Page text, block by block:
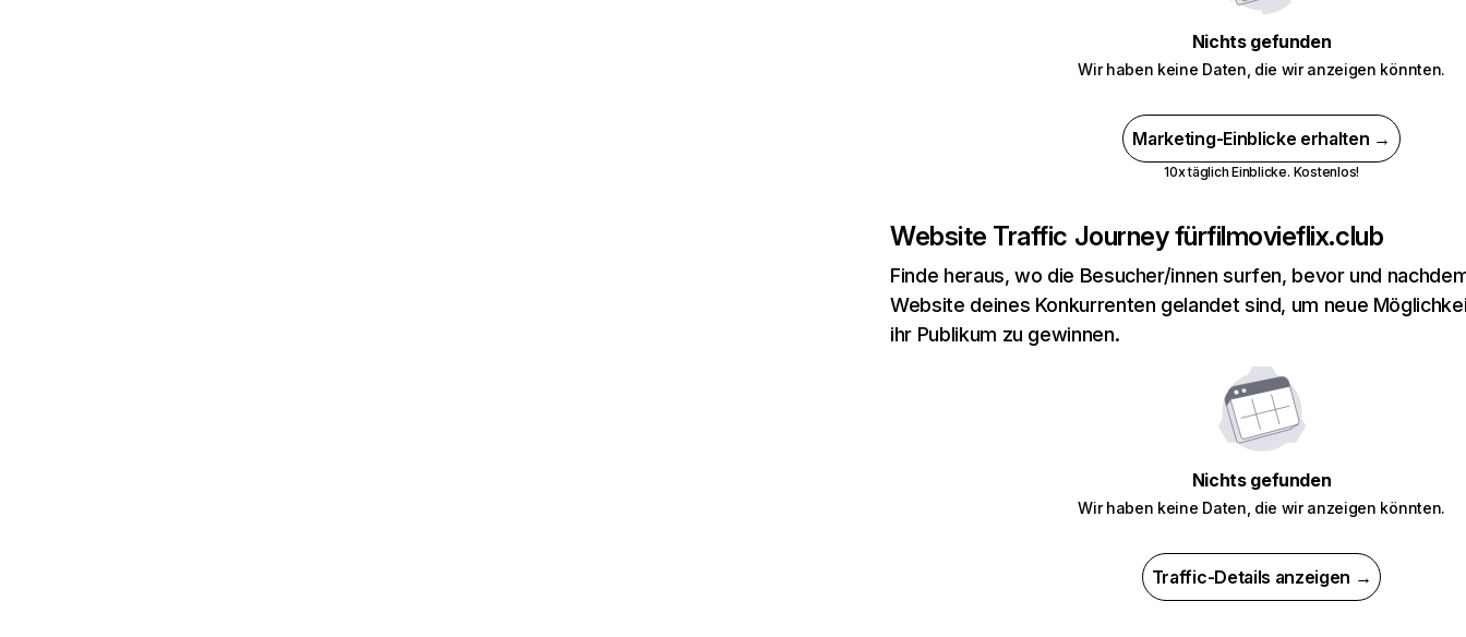
Nichts gefunden
Wir haben keine Daten, die wir anzeigen könnten.
Marketing-Einblicke erhalten →
10x täglich Einblicke. Kostenlos!
Website Traffic Journey fürfilmovieflix.club
Finde heraus, wo die Besucher/innen surfen, bevor und
Website deines Konkurrenten gelandet sind, um neue
ihr Publikum zu gewinnen.
Nichts gefunden
Wir haben keine Daten, die wir anzeigen könnten.
Traffic-Details anzeigen →